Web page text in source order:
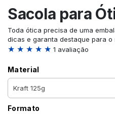
Sacola para
Toda ótica precisa de uma
dicas e garanta destaque para o
★ ★ ★ ★ ★ 1 avaliação
Material
Formato